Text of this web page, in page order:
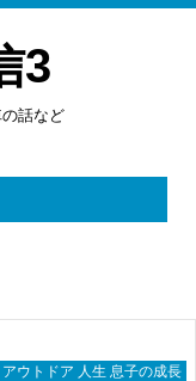
3
話など
ウトドア 人生 息子の成長